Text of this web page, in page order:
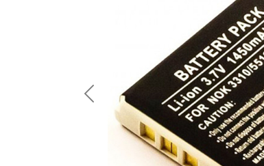
Previous